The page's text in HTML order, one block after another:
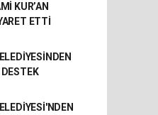
KUR’AN
ETTİ